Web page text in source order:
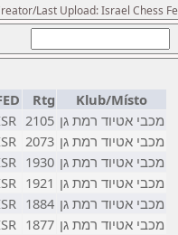
Last Upload: Israel Chess
Rtg
Klub/Místo
2105 מכבי אטיוד רמת גן
2073 מכבי אטיוד רמת גן
1930 מכבי אטיוד רמת גן
1921 מכבי אטיוד רמת גן
1884 מכבי אטיוד רמת גן
1877 מכבי אטיוד רמת גן